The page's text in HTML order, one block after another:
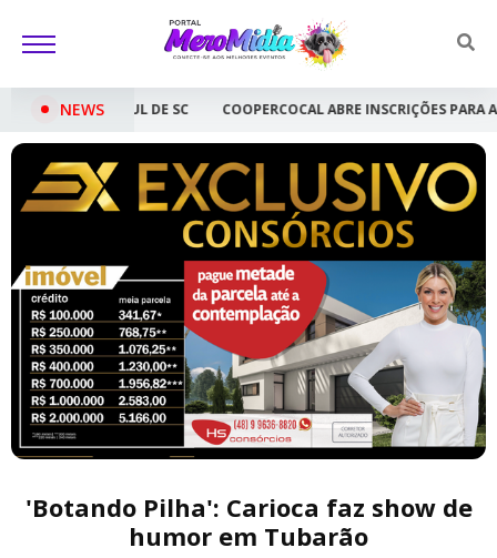
NEWS
COOPERCOCAL ABRE INSCRIÇÕES PARA A 2ª COPA FEMININA DE
'Botando Pilha': Carioca faz show de
humor em Tubarão